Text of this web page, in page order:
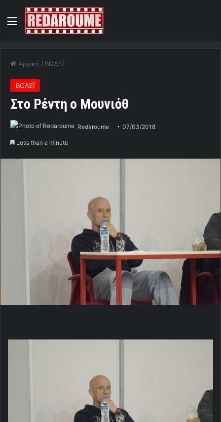
Menu
Αρχική / ΒΟΛΕΪ
ΒΟΛΕΪ
Στο Ρέντη o Μουνιόθ
Redaroume 07/03/2018
Less than a minute